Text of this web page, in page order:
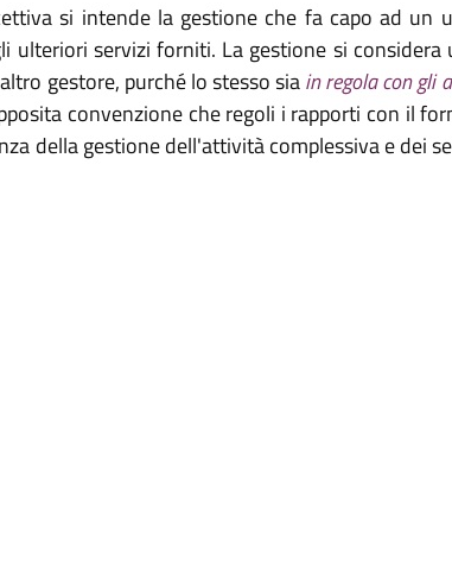
si intende la gestione che fa capo ad un
ulteriori servizi forniti. La gestione si
gestore, purché lo stesso siain regola con gli
convenzione che regoli i rapporti con il
della gestione dell'attività complessiva e dei